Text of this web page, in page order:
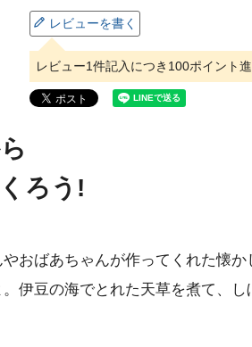
レビューを書く
レビュー1件記入につき100ポイント進
ろう!
おばあちゃんが作ってくれた懐か
伊豆の海でとれた天草を煮て、し